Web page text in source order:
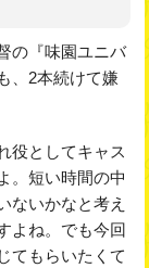
の『味園ユニバ
、2本続けて嫌
役としてキャス
。短い時間の中
ないかなと考え
よね。でも今回
てもらいたくて